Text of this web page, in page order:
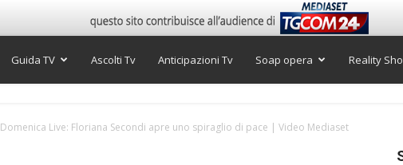
Guida TV Ascolti Tv Anticipazioni Tv Soap opera Reality
Domenica Live: Floriana Secondi apre uno spiraglio di pace | Video Mediaset